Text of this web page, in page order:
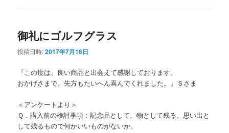
御礼にゴルフグラス
投稿日時:2017年7月16日
『この度は、良い商品と出会えて感謝しております。
おかげさまで、先方もたいへん喜んでくれました。』Ｓさま
＜アンケートより＞
Ｑ．購入前の検討事項：記念品として、物として残る、思い出と
して残るもので何かいいものがないか。